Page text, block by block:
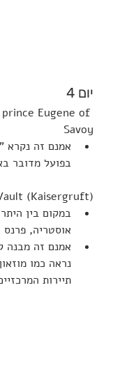
יום 4
Eugene of
Savoy
אמנם זה נקרא
בפועל מדובר
(Kaisergruft)
במקום בין
אוסטריה, פרנס
אמנם זה מבנה
נראה כמו
תיירות